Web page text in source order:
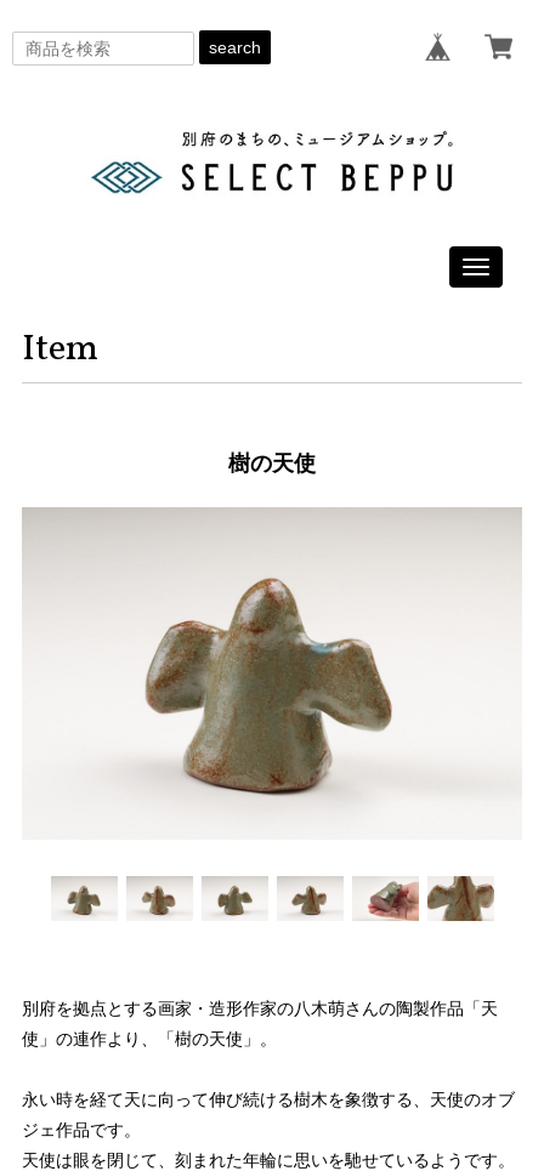
search
Toggle
Item
樹の天使
別府を拠点とする画家・造形作家の八木萌さんの陶製作品「天
使」の連作より、「樹の天使」。
永い時を経て天に向って伸び続ける樹木を象徴する、天使のオブ
ジェ作品です。
天使は眼を閉じて、刻まれた年輪に思いを馳せているようです。